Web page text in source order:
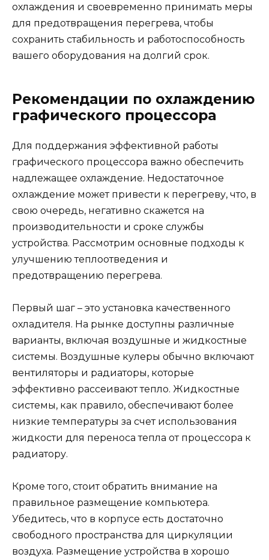
охлаждения и своевременно принимать меры
для предотвращения перегрева, чтобы
сохранить стабильность и работоспособность
вашего оборудования на долгий срок.
Рекомендации по охлаждению
графического процессора
Для поддержания эффективной работы
графического процессора важно обеспечить
надлежащее охлаждение. Недостаточное
охлаждение может привести к перегреву, что, в
свою очередь, негативно скажется на
производительности и сроке службы
устройства. Рассмотрим основные подходы к
улучшению теплоотведения и
предотвращению перегрева.
Первый шаг – это установка качественного
охладителя. На рынке доступны различные
варианты, включая воздушные и жидкостные
системы. Воздушные кулеры обычно включают
вентиляторы и радиаторы, которые
эффективно рассеивают тепло. Жидкостные
системы, как правило, обеспечивают более
низкие температуры за счет использования
жидкости для переноса тепла от процессора к
радиатору.
Кроме того, стоит обратить внимание на
правильное размещение компьютера.
Убедитесь, что в корпусе есть достаточно
свободного пространства для циркуляции
воздуха. Размещение устройства в хорошо